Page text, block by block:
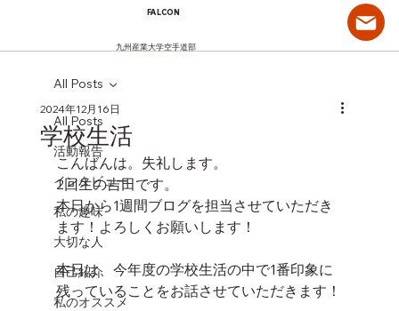
FALCON
九州産業大学空手道部
All Posts
活動報告
インタビュー
私の趣味
大切な人
自己紹介
私のオススメ
All Posts
学校生活
2024年12月16日
こんばんは。失礼します。
2回生の吉田です。
本日から1週間ブログを担当させていただき
ます！よろしくお願いします！
本日は、今年度の学校生活の中で1番印象に
残っていることをお話させていただきます！